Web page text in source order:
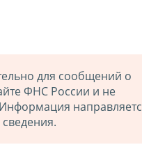
для сообщений о
ФНС России и не